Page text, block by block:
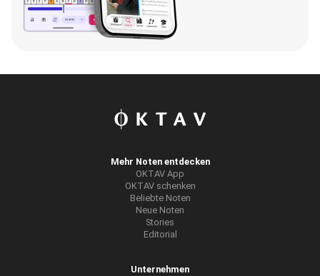
Mehr Noten entdecken
OKTAV App
OKTAV schenken
Beliebte Noten
Neue Noten
Stories
Editorial
Unternehmen